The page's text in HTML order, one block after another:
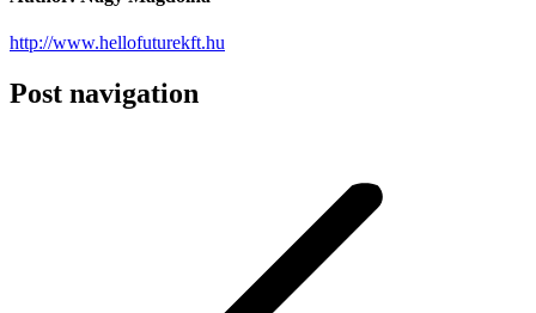
http://www.hellofuturekft.hu
Post navigation